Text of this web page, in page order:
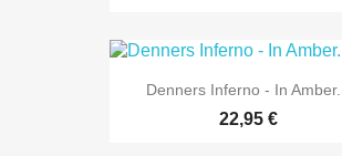
Denners Inferno - In Amber...
22,95 €